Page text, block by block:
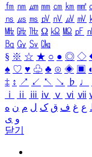
㎙ ㎚ ㎛ ㎜ ㎝ ㎞ ㎟
㎱ ㎲ ㎳ ㎴ ㎵ ㎶ ㎷
㎒ ㎓ ㎔ Ω ㏀ ㏁ ㎊
㏃ ㏉ ㏜ ㏆
§ ※ ☆ ★ ○ ● ◎ ◇
♠ ♡ ♥ ♧ ♣ ⊙ ◈ ▣ ◐
‡ ↕ ↗ ↙ ↖ ↘ ♭ ♩
ⅰ
ⅱ ⅲ ⅳ ⅴ ⅵ ⅶ
ع غ ف ق ک ل م ن ه
و ی
닫기